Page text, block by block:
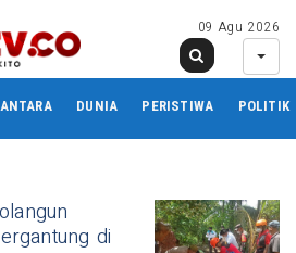
09 Agu 2026
DUNIA PERISTIWA POLITIK
di